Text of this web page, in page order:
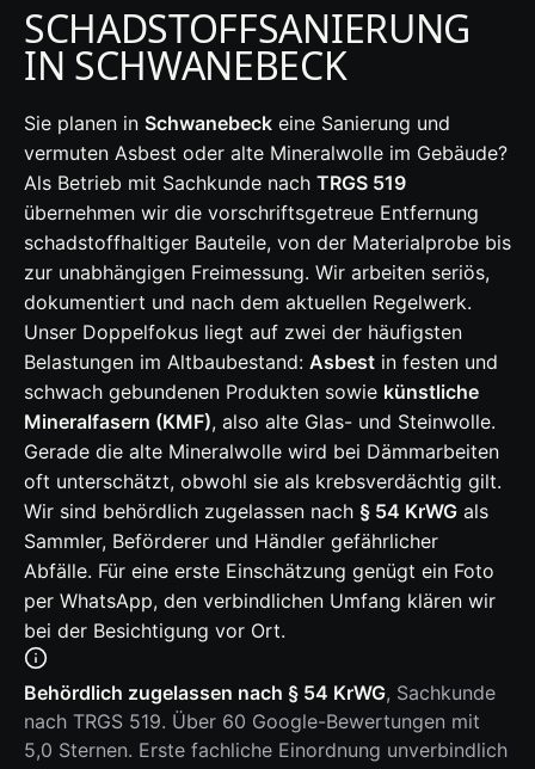
SCHADSTOFFSANIERUNG
IN SCHWANEBECK
Sie planen in Schwanebeck eine Sanierung und
vermuten Asbest oder alte Mineralwolle im Gebäude?
Als Betrieb mit Sachkunde nach TRGS 519
übernehmen wir die vorschriftsgetreue Entfernung
schadstoffhaltiger Bauteile, von der Materialprobe bis
zur unabhängigen Freimessung. Wir arbeiten seriös,
dokumentiert und nach dem aktuellen Regelwerk.
Unser Doppelfokus liegt auf zwei der häufigsten
Belastungen im Altbaubestand: Asbest in festen und
schwach gebundenen Produkten sowie künstliche
Mineralfasern (KMF), also alte Glas- und Steinwolle.
Gerade die alte Mineralwolle wird bei Dämmarbeiten
oft unterschätzt, obwohl sie als krebsverdächtig gilt.
Wir sind behördlich zugelassen nach § 54 KrWG als
Sammler, Beförderer und Händler gefährlicher
Abfälle. Für eine erste Einschätzung genügt ein Foto
per WhatsApp, den verbindlichen Umfang klären wir
bei der Besichtigung vor Ort.
Behördlich zugelassen nach § 54 KrWG, Sachkunde
nach TRGS 519. Über 60 Google-Bewertungen mit
5,0 Sternen. Erste fachliche Einordnung unverbindlich